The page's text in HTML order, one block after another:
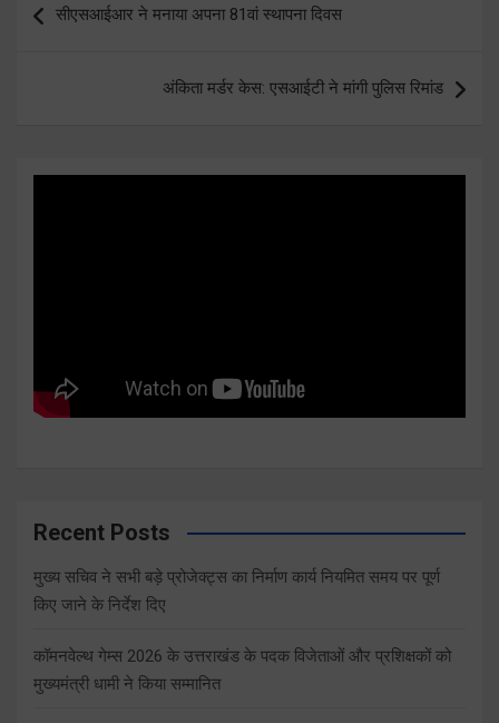
navigation
सीएसआईआर ने मनाया अपना 81वां स्थापना दिवस
अंकिता मर्डर केस: एसआईटी ने मांगी पुलिस रिमांड
Recent Posts
मुख्य सचिव ने सभी बड़े प्रोजेक्ट्स का निर्माण कार्य नियमित समय पर पूर्ण
किए जाने के निर्देश दिए
कॉमनवेल्थ गेम्स 2026 के उत्तराखंड के पदक विजेताओं और प्रशिक्षकों को
मुख्यमंत्री धामी ने किया सम्मानित